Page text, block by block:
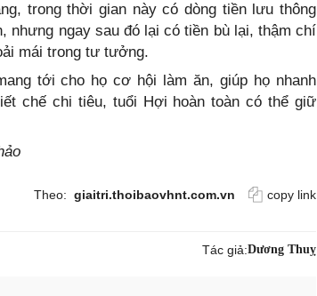
trong thời gian này có dòng tiền lưu thông
nhưng ngay sau đó lại có tiền bù lại, thậm chí
mái trong tư tưởng.
tới cho họ cơ hội làm ăn, giúp họ nhanh
chế chi tiêu, tuổi Hợi hoàn toàn có thể giữ
Theo: giaitri.thoibaovhnt.com.vn copy link
Tác giả:Dương Thuỵ